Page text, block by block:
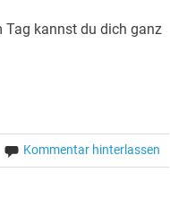
Tag kannst du dich ganz
Kommentar hinterlassen